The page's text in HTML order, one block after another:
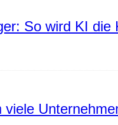
So wird KI die